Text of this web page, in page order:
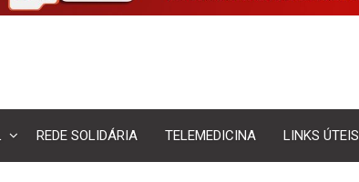
REDE SOLIDÁRIA TELEMEDICINA LINKS ÚTEIS